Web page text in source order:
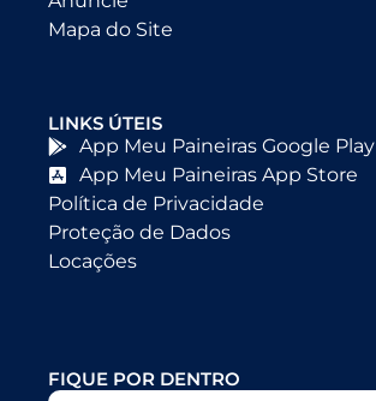
Mapa do Site
LINKS ÚTEIS
App Meu Paineiras Google Play
App Meu Paineiras App Store
Política de Privacidade
Proteção de Dados
Locações
FIQUE POR DENTRO